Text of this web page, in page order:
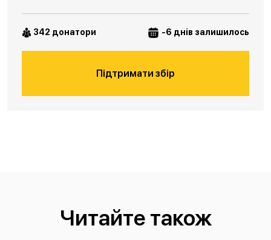
342 донатори -6 днів залишилось
Підтримати збір
Читайте також